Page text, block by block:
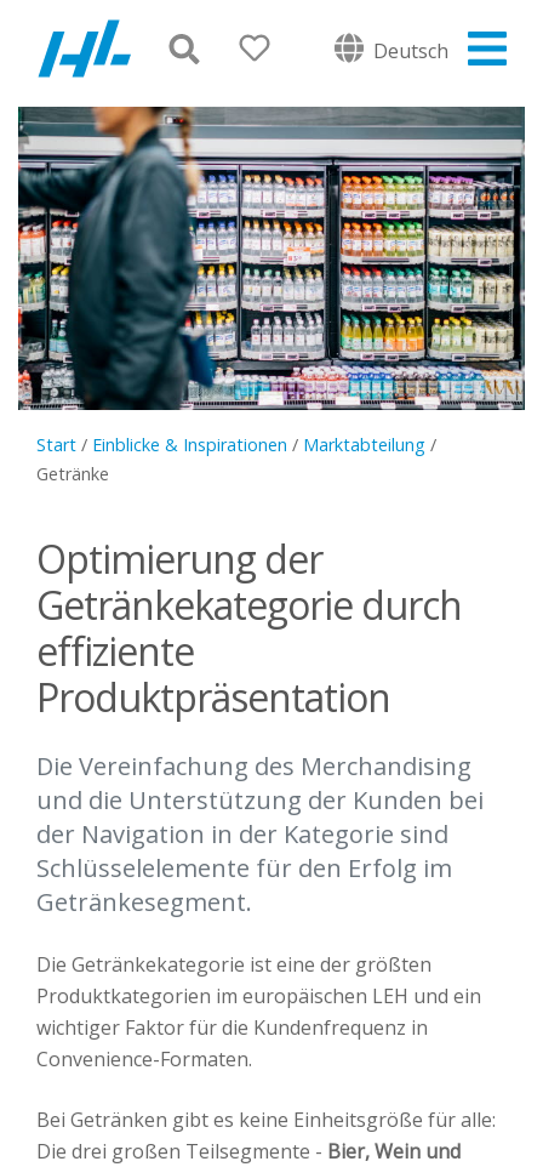
Deutsch
Start / Einblicke & Inspirationen / Marktabteilung /
Getränke
Optimierung der
Getränkekategorie durch
effiziente
Produktpräsentation
Die Vereinfachung des Merchandising
und die Unterstützung der Kunden bei
der Navigation in der Kategorie sind
Schlüsselelemente für den Erfolg im
Getränkesegment.
Die Getränkekategorie ist eine der größten
Produktkategorien im europäischen LEH und ein
wichtiger Faktor für die Kundenfrequenz in
Convenience-Formaten.
Bei Getränken gibt es keine Einheitsgröße für alle:
Die drei großen Teilsegmente - Bier, Wein und